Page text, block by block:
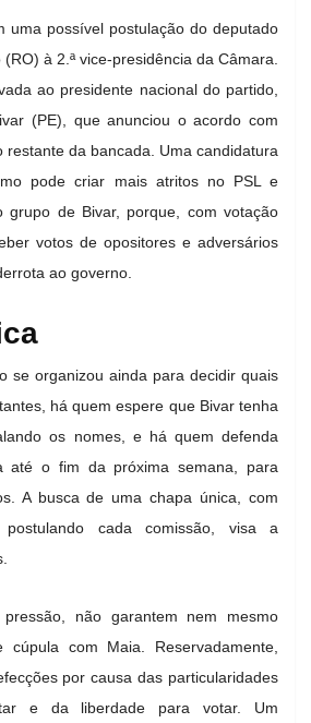
uma possível postulação do deputado
à 2.ª vice-presidência da Câmara.
ao presidente nacional do partido,
(PE), que anunciou o acordo com
restante da bancada. Uma candidatura
pode criar mais atritos no PSL e
grupo de Bivar, porque, com votação
votos de opositores e adversários
ao governo.
se organizou ainda para decidir quais
há quem espere que Bivar tenha
os nomes, e há quem defenda
até o fim da próxima semana, para
A busca de uma chapa única, com
cada comissão, visa a
não garantem nem mesmo
com Maia. Reservadamente,
por causa das particularidades
e da liberdade para votar. Um